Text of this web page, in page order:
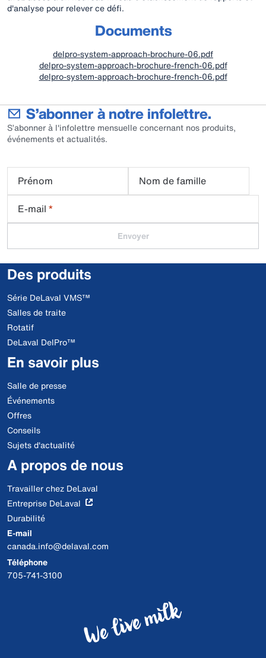
d'analyse pour relever ce défi.
Documents
delpro-system-approach-brochure-06.pdf
delpro-system-approach-brochure-french-06.pdf
delpro-system-approach-brochure-french-06.pdf
S’abonner à notre infolettre.
S’abonner à l'infolettre mensuelle concernant nos produits,
événements et actualités.
Prénom
Nom de famille
E-mail *
Envoyer
Des produits
Série DeLaval VMS™
Salles de traite
Rotatif
DeLaval DelPro™
En savoir plus
Salle de presse
Événements
Offres
Conseils
Sujets d'actualité
A propos de nous
Travailler chez DeLaval
Entreprise DeLaval
Durabilité
E-mail
canada.info@delaval.com
Téléphone
705-741-3100